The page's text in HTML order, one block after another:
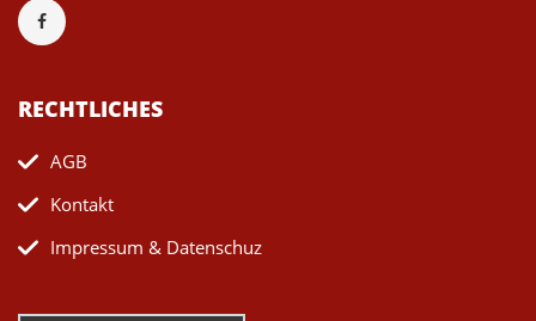
RECHTLICHES
AGB
Kontakt
Impressum & Datenschuz